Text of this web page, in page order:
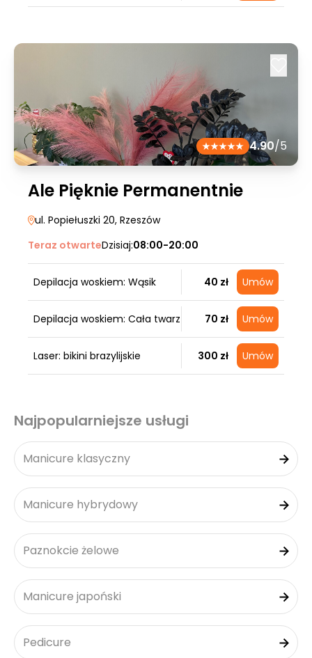
4.90/5
Ale Pięknie Permanentnie
ul. Popiełuszki 20, Rzeszów
Teraz otwarteDzisiaj:08:00-20:00
Depilacja woskiem: Wąsik 40 zł Umów
Depilacja woskiem: Cała twarz 70 zł Umów
Laser: bikini brazylijskie 300 zł Umów
Najpopularniejsze usługi
Manicure klasyczny
Manicure hybrydowy
Paznokcie żelowe
Manicure japoński
Pedicure